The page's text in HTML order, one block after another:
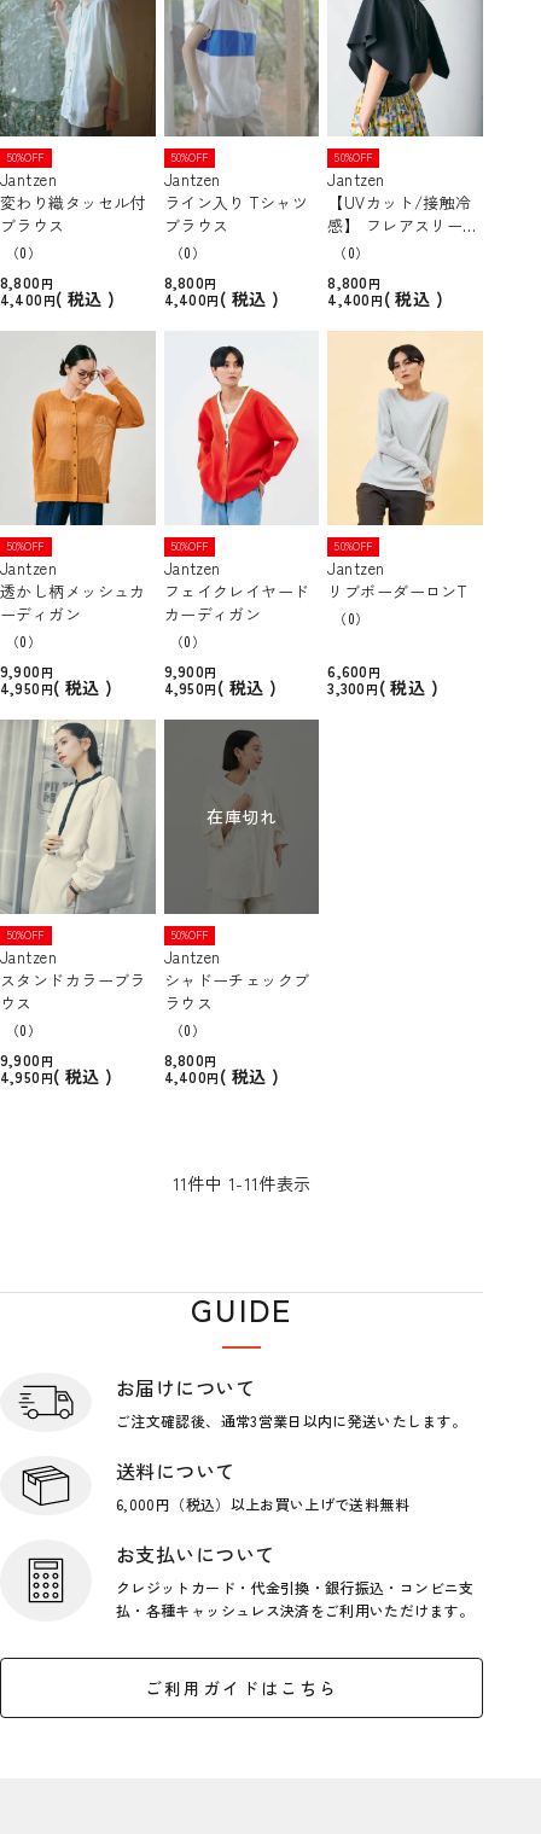
50%OFF
Jantzen
変わり織タッセル付
ブラウス
（0）
8,800
4,400
税込
50%OFF
Jantzen
ライン入り Tシャツ
ブラウス
（0）
8,800
4,400
税込
50%OFF
Jantzen
【UVカット/接触冷
感】 フレアスリーブ
ブラウス
（0）
8,800
4,400
税込
50%OFF
Jantzen
透かし柄メッシュカ
ーディガン
（0）
9,900
4,950
税込
50%OFF
Jantzen
フェイクレイヤード
カーディガン
（0）
9,900
4,950
税込
50%OFF
Jantzen
リブボーダーロンT
（0）
6,600
3,300
税込
50%OFF
Jantzen
スタンドカラーブラ
ウス
（0）
9,900
4,950
税込
在庫切れ
50%OFF
Jantzen
シャドーチェックブ
ラウス
（0）
8,800
4,400
税込
11件中 1-11件表示
GUIDE
お届けについて
ご注文確認後、通常3営業日以内に発送いたします。
送料について
6,000円（税込）以上お買い上げで送料無料
お支払いについて
クレジットカード・代金引換・銀行振込・コンビニ支
払・各種キャッシュレス決済をご利用いただけます。
ご利用ガイドはこちら